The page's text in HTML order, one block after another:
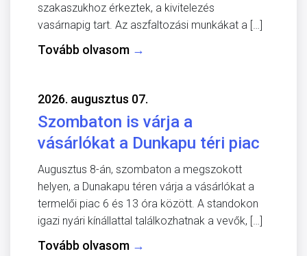
szakaszukhoz érkeztek, a kivitelezés
vasárnapig tart. Az aszfaltozási munkákat a […]
Tovább olvasom →
2026. augusztus 07.
Szombaton is várja a
vásárlókat a Dunkapu téri piac
Augusztus 8-án, szombaton a megszokott
helyen, a Dunakapu téren várja a vásárlókat a
termelői piac 6 és 13 óra között. A standokon
igazi nyári kínállattal találkozhatnak a vevők, […]
Tovább olvasom →